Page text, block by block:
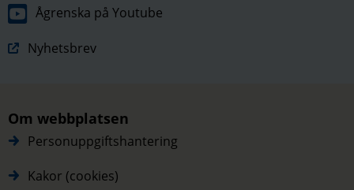
Ågrenska på Youtube
Nyhetsbrev
Om webbplatsen
Personuppgiftshantering
Kakor (cookies)